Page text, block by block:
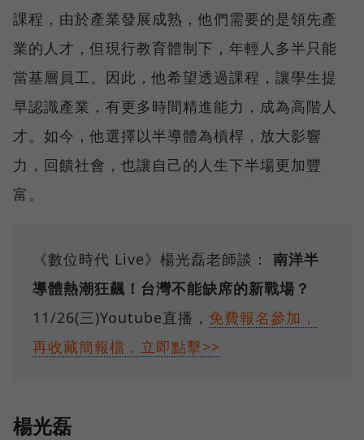
課程，由於產業發展成熟，他們需要的是領先產
業的人才，但現行教育體制下，年輕人多半只能
當基層員工。因此，他希望透過課程，讓學生提
早認識產業，有更多時間精進能力，成為高階人
才。如今，他選擇以半導體為槓桿，放大影響
力，回饋社會，也讓自己的人生下半場更加豐
富。
《數位時代 Live》楊光磊老師談： 南洋半
導體熱潮狂飆！台灣不能缺席的新戰場？
11/26(三)Youtube直播， 免費報名參加，
再收藏簡報檔，立即點擊>>
楊光磊